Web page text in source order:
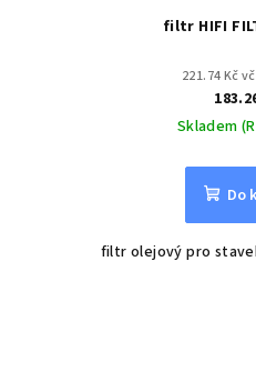
filtr HIFI
221.74 Kč
Skladem
Do
filtr olejový pro